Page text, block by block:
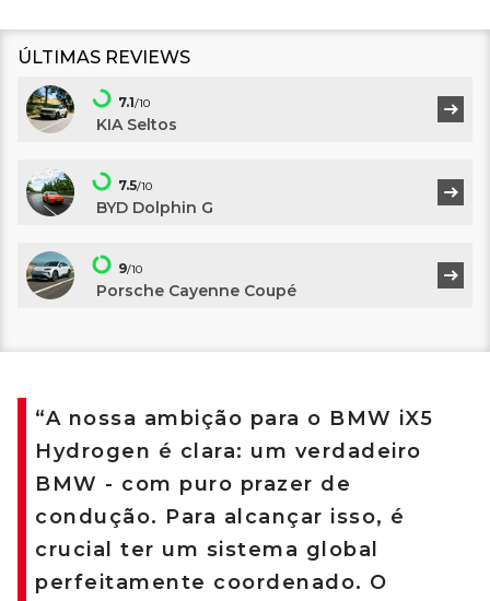
ÚLTIMAS REVIEWS
7.1/10
KIA Seltos
7.5/10
BYD Dolphin G
9/10
Porsche Cayenne Coupé
“A nossa ambição para o BMW iX5
Hydrogen é clara: um verdadeiro
BMW - com puro prazer de
condução. Para alcançar isso, é
crucial ter um sistema global
perfeitamente coordenado. O